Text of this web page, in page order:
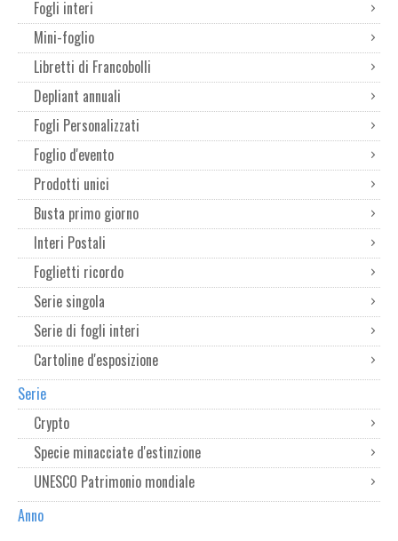
Fogli interi
Mini-foglio
Libretti di Francobolli
Depliant annuali
Fogli Personalizzati
Foglio d'evento
Prodotti unici
Busta primo giorno
Interi Postali
Foglietti ricordo
Serie singola
Serie di fogli interi
Cartoline d'esposizione
Serie
Crypto
Specie minacciate d'estinzione
UNESCO Patrimonio mondiale
Anno